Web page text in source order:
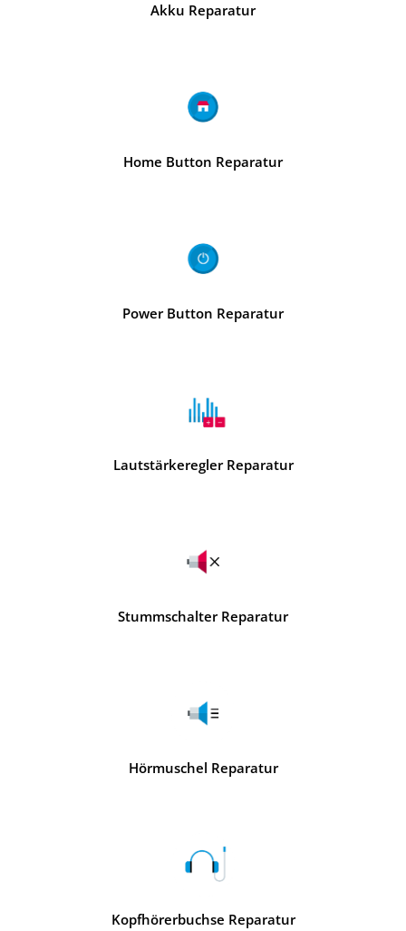
Akku Reparatur
Home Button Reparatur
Power Button Reparatur
Lautstärkeregler Reparatur
Stummschalter Reparatur
Hörmuschel Reparatur
Kopfhörerbuchse Reparatur